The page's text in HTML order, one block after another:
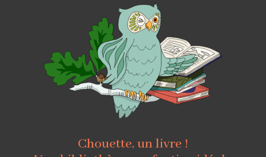
Chouette, un livre !